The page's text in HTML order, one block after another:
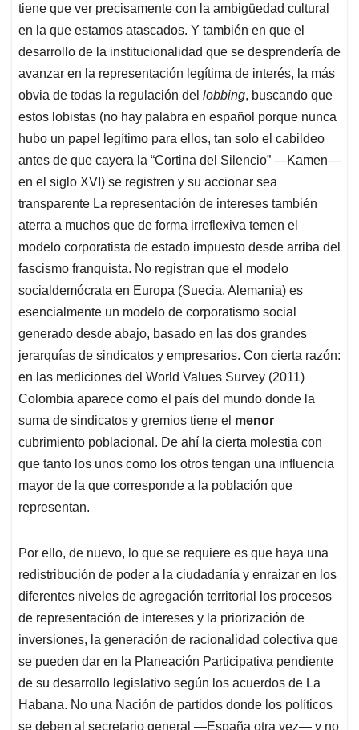
tiene que ver precisamente con la ambigüedad cultural
en la que estamos atascados. Y también en que el
desarrollo de la institucionalidad que se desprendería de
avanzar en la representación legítima de interés, la más
obvia de todas la regulación del lobbing, buscando que
estos lobistas (no hay palabra en español porque nunca
hubo un papel legítimo para ellos, tan solo el cabildeo
antes de que cayera la “Cortina del Silencio” —Kamen—
en el siglo XVI) se registren y su accionar sea
transparente La representación de intereses también
aterra a muchos que de forma irreflexiva temen el
modelo corporatista de estado impuesto desde arriba del
fascismo franquista. No registran que el modelo
socialdemócrata en Europa (Suecia, Alemania) es
esencialmente un modelo de corporatismo social
generado desde abajo, basado en las dos grandes
jerarquías de sindicatos y empresarios. Con cierta razón:
en las mediciones del World Values Survey (2011)
Colombia aparece como el país del mundo donde la
suma de sindicatos y gremios tiene el menor
cubrimiento poblacional. De ahí la cierta molestia con
que tanto los unos como los otros tengan una influencia
mayor de la que corresponde a la población que
representan.
Por ello, de nuevo, lo que se requiere es que haya una
redistribución de poder a la ciudadanía y enraizar en los
diferentes niveles de agregación territorial los procesos
de representación de intereses y la priorización de
inversiones, la generación de racionalidad colectiva que
se pueden dar en la Planeación Participativa pendiente
de su desarrollo legislativo según los acuerdos de La
Habana. No una Nación de partidos donde los políticos
se deben al secretario general —España otra vez— y no